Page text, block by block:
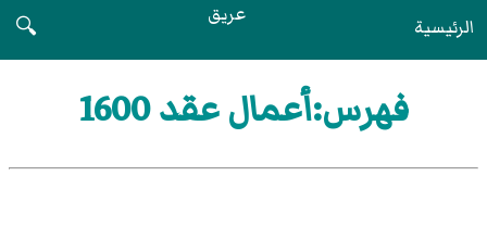
الرئيسية عريق
🔍
فهرس:أعمال عقد 1600